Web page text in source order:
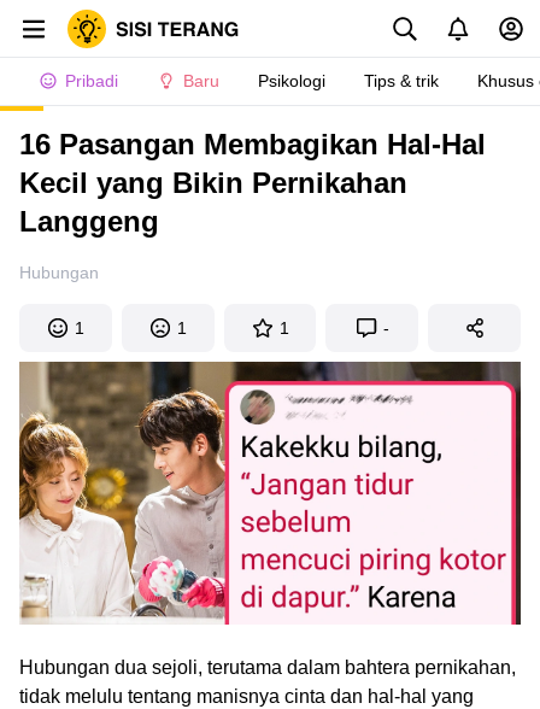
Pribadi Baru Psikologi Tips & trik Khusus
16 Pasangan Membagikan Hal-Hal
Kecil yang Bikin Pernikahan
Langgeng
Hubungan
1 1 1 -
Hubungan dua sejoli, terutama dalam bahtera pernikahan,
tidak melulu tentang manisnya cinta dan hal-hal yang